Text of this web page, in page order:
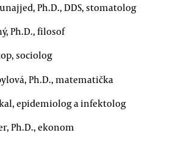
Ph.D., DDS, stomatolog
Ph.D., filosof
sociolog
Ph.D., matematička
epidemiolog a infektolog
Ph.D., ekonom